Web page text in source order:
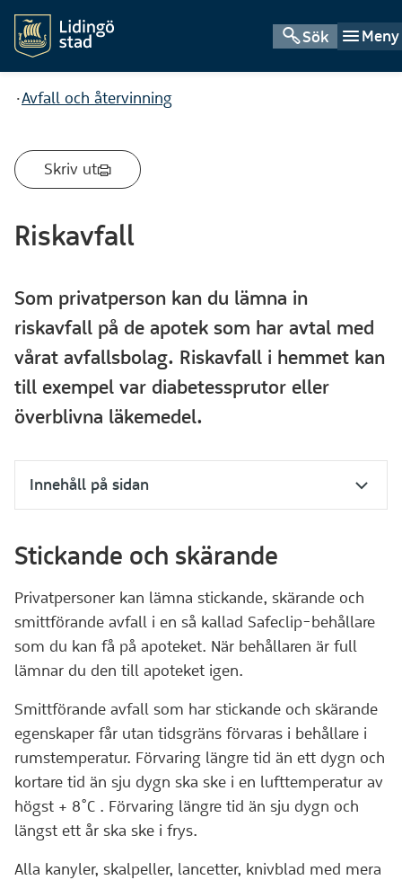
Sök Meny
Du är här:
Avfall och återvinning
Skriv ut
Riskavfall
Som privatperson kan du lämna in
riskavfall på de apotek som har avtal med
vårat avfallsbolag. Riskavfall i hemmet kan
till exempel var diabetessprutor eller
överblivna läkemedel.
Innehåll på sidan
Stickande och skärande
Privatpersoner kan lämna stickande, skärande och
smittförande avfall i en så kallad Safeclip-behållare
som du kan få på apoteket. När behållaren är full
lämnar du den till apoteket igen.
Smittförande avfall som har stickande och skärande
egenskaper får utan tidsgräns förvaras i behållare i
rumstemperatur. Förvaring längre tid än ett dygn och
kortare tid än sju dygn ska ske i en lufttemperatur av
högst + 8°C . Förvaring längre tid än sju dygn och
längst ett år ska ske i frys.
Alla kanyler, skalpeller, lancetter, knivblad med mera